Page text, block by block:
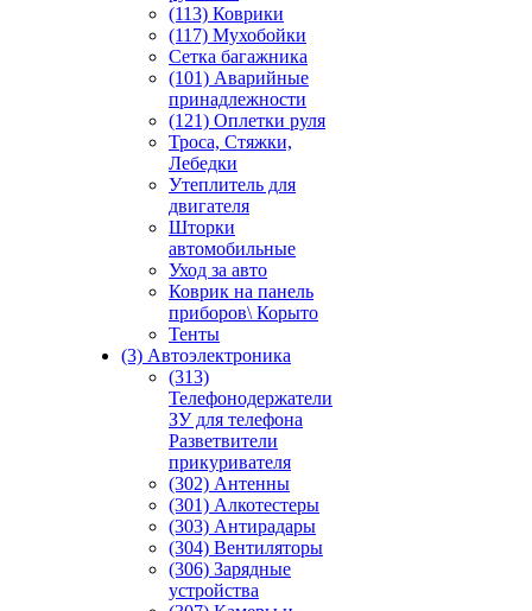
(113) Коврики
(117) Мухобойки
Сетка багажника
(101) Аварийные
принадлежности
(121) Оплетки руля
Троса, Стяжки,
Лебедки
Утеплитель для
двигателя
Шторки
автомобильные
Уход за авто
Коврик на панель
приборов\ Корыто
Тенты
(3) Автоэлектроника
(313)
Телефонодержатели
ЗУ для телефона
Разветвители
прикуривателя
(302) Антенны
(301) Алкотестеры
(303) Антирадары
(304) Вентиляторы
(306) Зарядные
устройства